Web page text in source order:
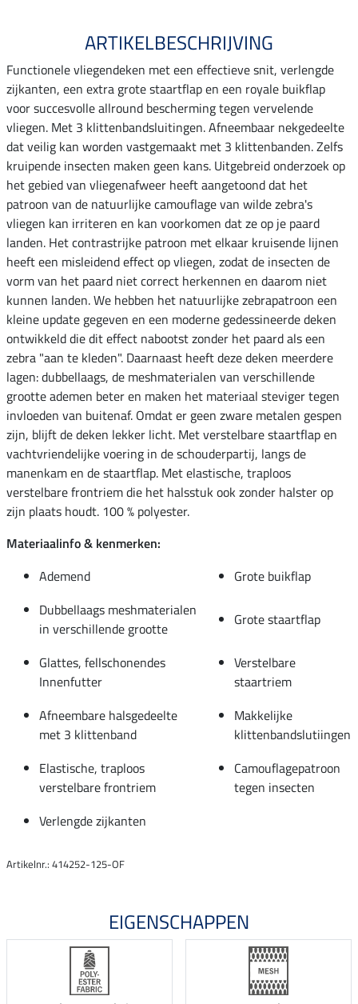
ARTIKELBESCHRIJVING
Functionele vliegendeken met een effectieve snit, verlengde
zijkanten, een extra grote staartflap en een royale buikflap
voor succesvolle allround bescherming tegen vervelende
vliegen. Met 3 klittenbandsluitingen. Afneembaar nekgedeelte
dat veilig kan worden vastgemaakt met 3 klittenbanden. Zelfs
kruipende insecten maken geen kans. Uitgebreid onderzoek op
het gebied van vliegenafweer heeft aangetoond dat het
patroon van de natuurlijke camouflage van wilde zebra's
vliegen kan irriteren en kan voorkomen dat ze op je paard
landen. Het contrastrijke patroon met elkaar kruisende lijnen
heeft een misleidend effect op vliegen, zodat de insecten de
vorm van het paard niet correct herkennen en daarom niet
kunnen landen. We hebben het natuurlijke zebrapatroon een
kleine update gegeven en een moderne gedessineerde deken
ontwikkeld die dit effect nabootst zonder het paard als een
zebra "aan te kleden". Daarnaast heeft deze deken meerdere
lagen: dubbellaags, de meshmaterialen van verschillende
grootte ademen beter en maken het materiaal steviger tegen
invloeden van buitenaf. Omdat er geen zware metalen gespen
zijn, blijft de deken lekker licht. Met verstelbare staartflap en
vachtvriendelijke voering in de schouderpartij, langs de
manenkam en de staartflap. Met elastische, traploos
verstelbare frontriem die het halsstuk ook zonder halster op
zijn plaats houdt. 100 % polyester.
Materiaalinfo & kenmerken:
Ademend
Grote buikflap
Dubbellaags meshmaterialen
in verschillende grootte
Grote staartflap
Glattes, fellschonendes
Innenfutter
Verstelbare
staartriem
Afneembare halsgedeelte
met 3 klittenband
Makkelijke
klittenbandslutiingen
Elastische, traploos
verstelbare frontriem
Camouflagepatroon
tegen insecten
Verlengde zijkanten
Artikelnr.: 414252-125-OF
EIGENSCHAPPEN